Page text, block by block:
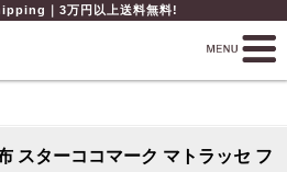
｜3万円以上送料無料!
スターココマーク マトラッセ フ